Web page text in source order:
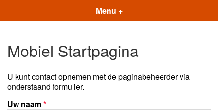
Menu +
Mobiel Startpagina
U kunt contact opnemen met de paginabeheerder via
onderstaand formulier.
Uw naam*